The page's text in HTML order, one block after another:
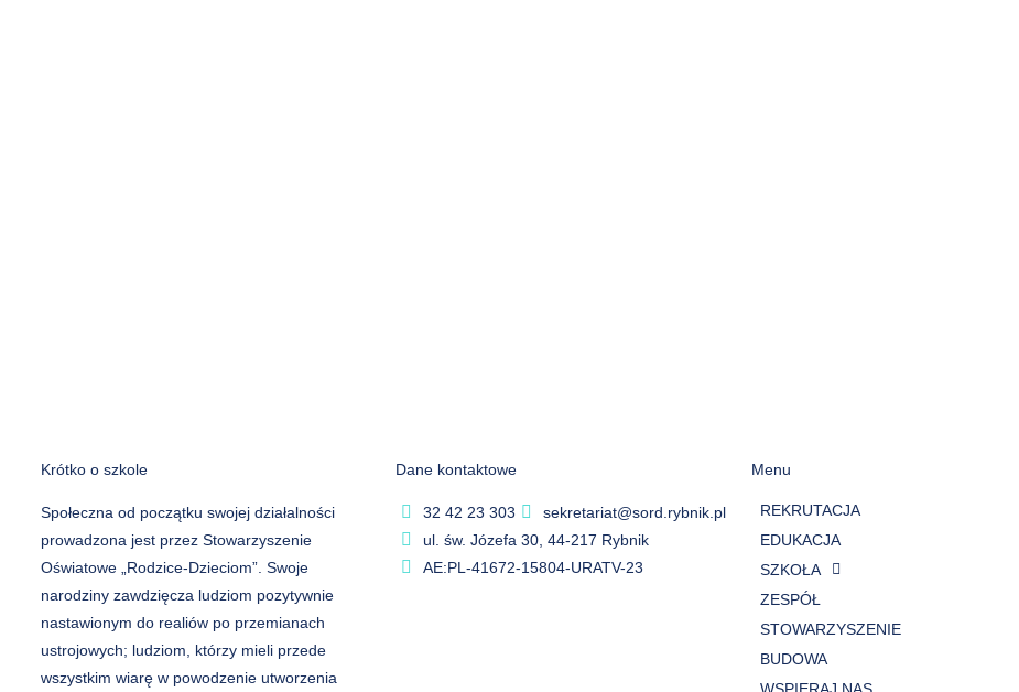
Krótko o szkole
Społeczna od początku swojej działalności
prowadzona jest przez Stowarzyszenie
Oświatowe „Rodzice-Dzieciom”. Swoje
narodziny zawdzięcza ludziom pozytywnie
nastawionym do realiów po przemianach
ustrojowych; ludziom, którzy mieli przede
wszystkim wiarę w powodzenie utworzenia
Dane kontaktowe
32 42 23 303
sekretariat@sord.rybnik.pl
ul. św. Józefa 30, 44-217 Rybnik
AE:PL-41672-15804-URATV-23
Menu
REKRUTACJA
EDUKACJA
SZKOŁA
ZESPÓŁ
STOWARZYSZENIE
BUDOWA
WSPIERAJ NAS